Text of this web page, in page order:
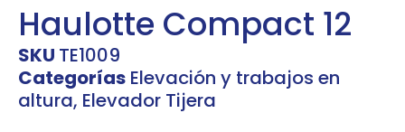
Haulotte Compact 12
SKU TE1009
Categorías Elevación y trabajos en
altura, Elevador Tijera